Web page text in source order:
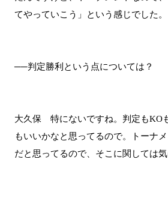
てやっていこう」という感じでした。
──判定勝利という点については？
大久保 特にないですね。判定もKO
もいいかなと思ってるので。トーナ
だと思ってるので、そこに関しては気